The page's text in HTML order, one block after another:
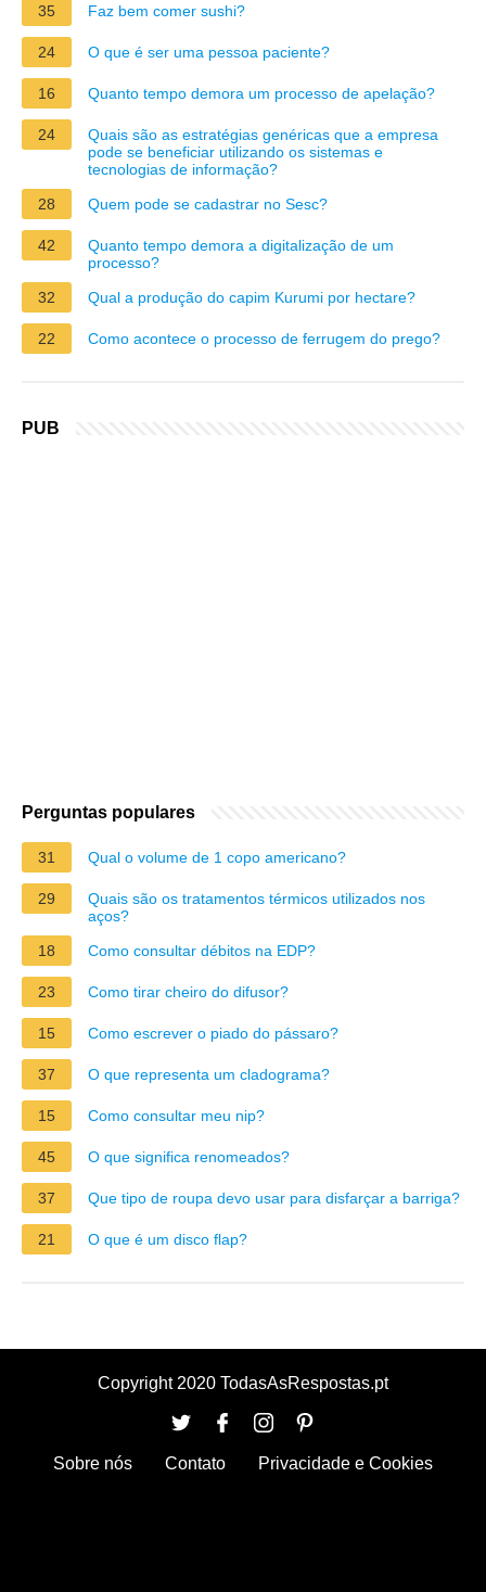
35 Faz bem comer sushi?
24 O que é ser uma pessoa paciente?
16 Quanto tempo demora um processo de apelação?
24
Quais são as estratégias genéricas que a empresa
pode se beneficiar utilizando os sistemas e
tecnologias de informação?
28
Quem pode se cadastrar no Sesc?
42
Quanto tempo demora a digitalização de um
processo?
32
Qual a produção do capim Kurumi por hectare?
22 Como acontece o processo de ferrugem do prego?
PUB
Perguntas populares
31 Qual o volume de 1 copo americano?
29
Quais são os tratamentos térmicos utilizados nos
aços?
18
Como consultar débitos na EDP?
23 Como tirar cheiro do difusor?
15 Como escrever o piado do pássaro?
37 O que representa um cladograma?
15 Como consultar meu nip?
45 O que significa renomeados?
37 Que tipo de roupa devo usar para disfarçar a barriga?
21 O que é um disco flap?
Copyright 2020 TodasAsRespostas.pt
Sobre nós Contato Privacidade e Cookies